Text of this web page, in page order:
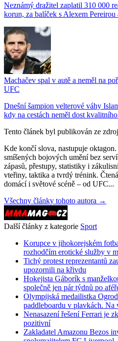
Neznámý dražitel zaplatil 310 000
korun, za balíček s Alexem Pereirou
Machačev spal v autě a neměl na
UFC
Dnešní šampion velterové váhy
kdy na cestách neměl dost
Tento článek byl publikován ze
Kde končí slova, nastupuje
smíšených bojových umění bez
zápasů, přestupy, statistiky i
vteřiny, taktika a tvrdý trénink.
domácí i světové scéně – od UFC...
Všechny články tohoto autora →
Další články z kategorie Sport
Korupce v jihokorejském
rozhodčím erotické služby v
Tichý protest reprezentantů
upozornili na křivdu
Hokejista Gáborík s
společně jen pár týdnů po
Olympijská medailistka
paddleboardu v plavkách.
Nenasazení řešení Ferrari je
pozitivní
Zakladatel Amazonu Bezos